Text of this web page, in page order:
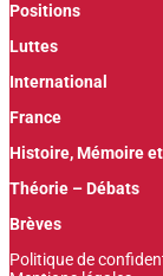
Positions
Luttes
International
France
Histoire, Mémoire
Théorie – Débats
Brèves
Politique de